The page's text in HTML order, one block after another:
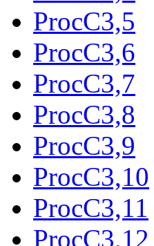
ProcC3,5
ProcC3,6
ProcC3,7
ProcC3,8
ProcC3,9
ProcC3,10
ProcC3,11
ProcC3,12